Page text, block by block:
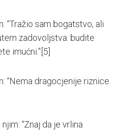
“Tražio sam bogatstvo, ali
zadovoljstva: budite
imućni.” [5]
“Nema dragocjenije riznice
“Znaj da je vrlina